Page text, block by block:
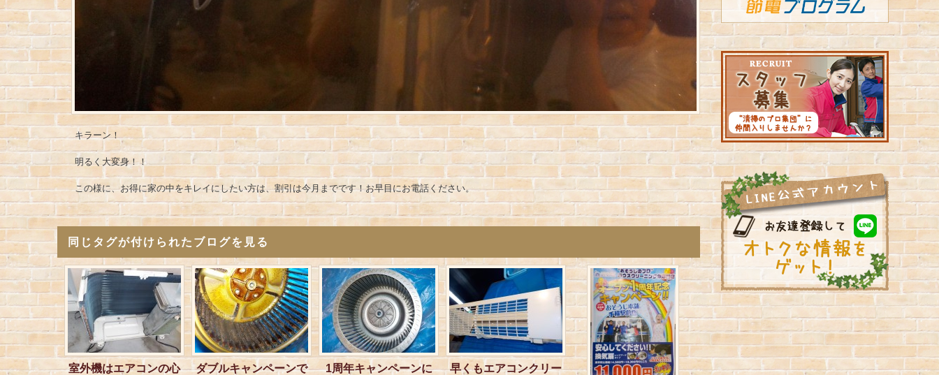
キラーン！
明るく大変身！！
この様に、お得に家の中をキレイにしたい方は、割引は今月までです！お早目にお電話ください。
同じタグが付けられたブログを見る
室外機はエアコンの心 ダブルキャンペーンで 1周年キャンペーンに 早くもエアコンクリー